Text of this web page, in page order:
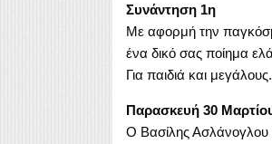
Συνάντηση 1η
Με αφορμή την
ένα δικό σας ποίημα
Για παιδιά και μεγάλους.
Παρασκευή 30
Ο Βασίλης Ασλάνογλου